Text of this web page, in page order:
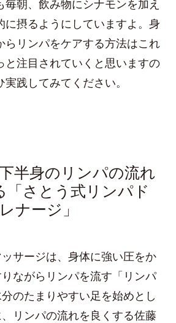
毎朝、飲み物にシナモンを加え
に摂るようにしていますよ。身
らリンパをケアする方法はこれ
と注目されていくと思いますの
実践してみてください。
半身のリンパの流れ
「さとう式リンパド
レナージ」
サージは、身体に強い圧をか
ながらリンパを流す「リンパ
のたまりやすい足を始めとし
リンパの流れを良くする佐藤